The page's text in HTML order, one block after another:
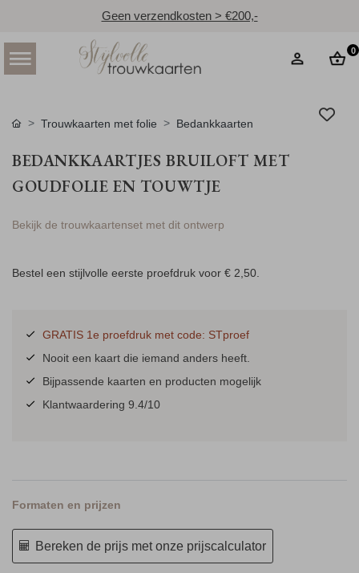
Geen verzendkosten > €200,-
0
Trouwkaarten met folie Bedankkaarten
BEDANKKAARTJES BRUILOFT MET
GOUDFOLIE EN TOUWTJE
Bekijk de trouwkaartenset met dit ontwerp
Bestel een stijlvolle eerste proefdruk voor € 2,50.
GRATIS 1e proefdruk met code: STproef
Nooit een kaart die iemand anders heeft.
Bijpassende kaarten en producten mogelijk
Klantwaardering 9.4/10
Formaten en prijzen
Bereken de prijs met onze prijscalculator